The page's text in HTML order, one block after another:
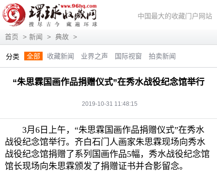
中国最大的收藏门户网站
首页 > 新闻 > 典故 >
分类 全部 收藏新闻 业界之声 国际视窗
拍卖新闻
展会信息
艺术投资 人物访谈 评论观察
视频访谈
藏趣逸闻
艺术评论 快讯 滚动 动态
“朱思霖国画作品捐赠仪式”在秀水战役纪念馆举行
2019-10-31 11:48:15
3月6日上午，“朱思霖国画作品捐赠仪式”在秀水
战役纪念馆举行。齐白石门人画家朱思霖现场向秀水
战役纪念馆捐赠了系列国画作品5幅，秀水战役纪念馆
馆长现场向朱思霖颁发了捐赠证书并合影留念。